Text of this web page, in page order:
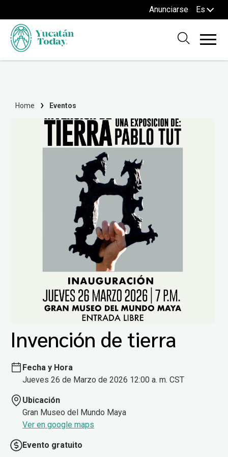
Anunciarse Es
Home Eventos
Invención de tierra
Fecha y Hora
Jueves 26 de Marzo de 2026 12:00 a. m. CST
Ubicación
Gran Museo del Mundo Maya
Ver en google maps
Evento gratuito